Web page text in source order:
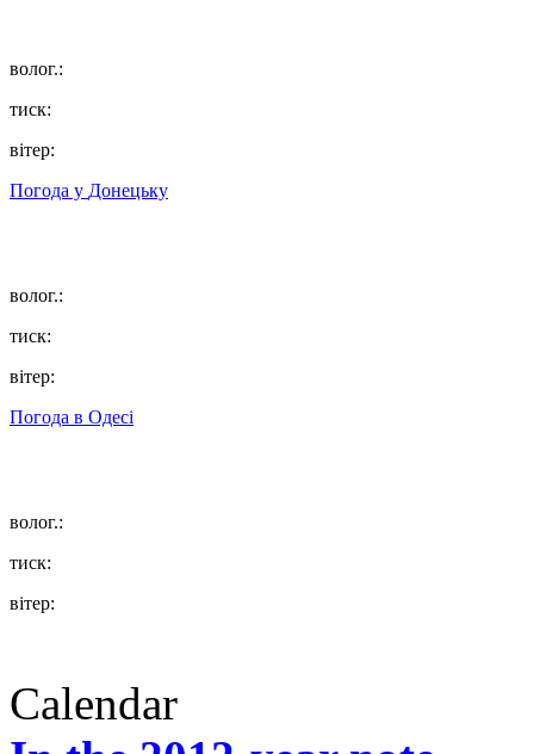
волог.:
тиск:
вітер:
Погода у Донецьку
волог.:
тиск:
вітер:
Погода в Одесі
волог.:
тиск:
вітер:
Calendar